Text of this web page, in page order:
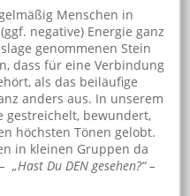
Menschen in
negative) Energie ganz
genommenen Stein
dass für eine Verbindung
als das beiläufige
anders aus. In unserem
gestreichelt, bewundert,
höchsten Tönen gelobt.
in kleinen Gruppen da
„Hast Du DEN gesehen?“ –